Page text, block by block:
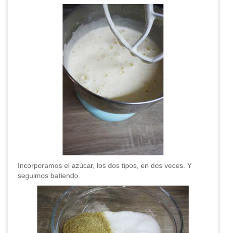
Incorporamos el azúcar, los dos tipos, en dos veces. Y
seguimos batiendo.